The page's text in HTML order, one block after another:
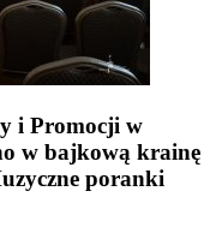
i Promocji w
w bajkową krainę
poranki